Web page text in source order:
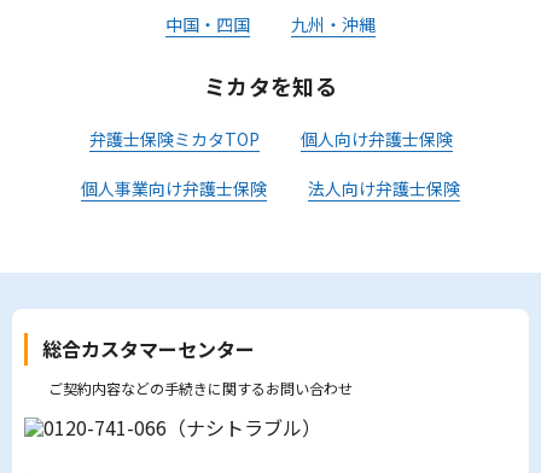
中国・四国 九州・沖縄
ミカタを知る
弁護士保険ミカタTOP 個人向け弁護士保険
個人事業向け弁護士保険 法人向け弁護士保険
総合カスタマーセンター
ご契約内容などの手続きに関するお問い合わせ